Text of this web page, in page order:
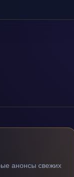
анонсы свежих